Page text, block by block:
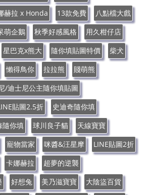
赫拉 x Honda 13款免費
八點檔大戲
萌企鵝 秋季好感風格
用久柑仔店
星巴克x熊大 隨你填貼圖特價
柴犬
懶得鳥你 拉拉熊
賤萌熊
/迪士尼公主隨你填貼圖
貼圖2.5折
史迪奇隨你填
隨你填 球川良子貓
天線寶寶
寵物當家 咪醬&汪星摩
LINE貼圖2折
卡娜赫拉
超夢的逆襲
好想兔 美乃滋寶寶
大陰盜百貨